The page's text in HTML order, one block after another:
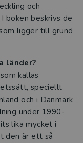
och
boken beskrivs de
ligger till grund
länder?
kallas
speciellt
och i Danmark
under 1990-
lika mycket i
den är ett så